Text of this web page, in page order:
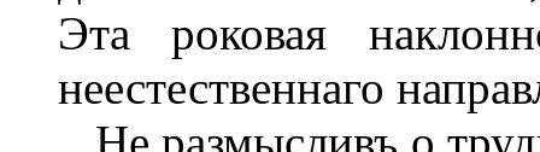
Эта роковая
неестественнаго